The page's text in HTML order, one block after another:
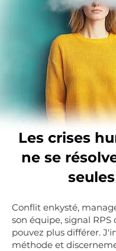
Les crises
ne se
seules
Conflit enkysté,
son équipe, signal RPS
pouvez plus différer.
méthode et